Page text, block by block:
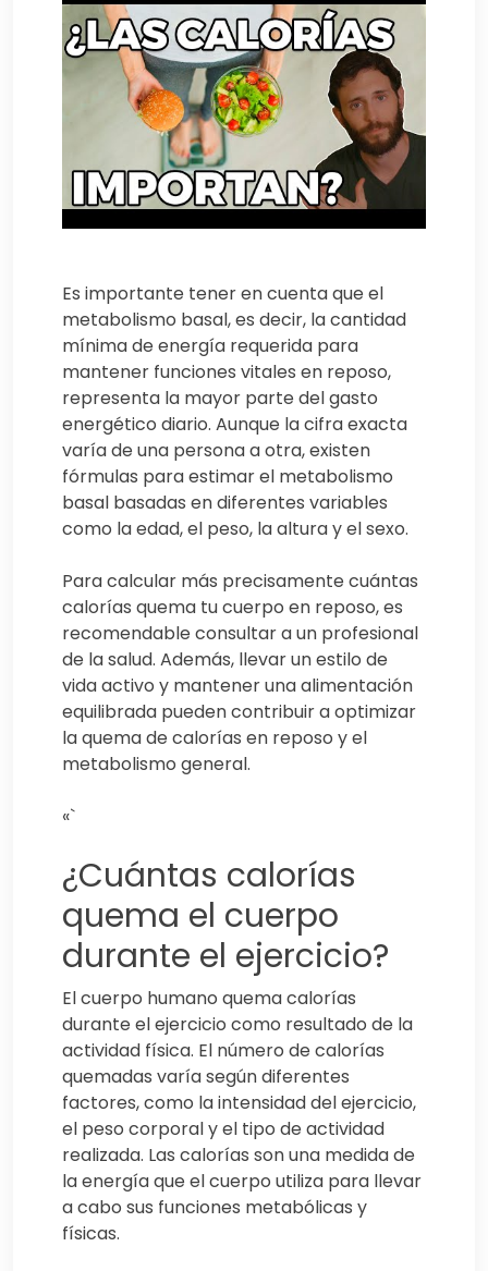
Es importante tener en cuenta que el
metabolismo basal, es decir, la cantidad
mínima de energía requerida para
mantener funciones vitales en reposo,
representa la mayor parte del gasto
energético diario. Aunque la cifra exacta
varía de una persona a otra, existen
fórmulas para estimar el metabolismo
basal basadas en diferentes variables
como la edad, el peso, la altura y el sexo.
Para calcular más precisamente cuántas
calorías quema tu cuerpo en reposo, es
recomendable consultar a un profesional
de la salud. Además, llevar un estilo de
vida activo y mantener una alimentación
equilibrada pueden contribuir a optimizar
la quema de calorías en reposo y el
metabolismo general.
«`
¿Cuántas calorías
quema el cuerpo
durante el ejercicio?
El cuerpo humano quema calorías
durante el ejercicio como resultado de la
actividad física. El número de calorías
quemadas varía según diferentes
factores, como la intensidad del ejercicio,
el peso corporal y el tipo de actividad
realizada. Las calorías son una medida de
la energía que el cuerpo utiliza para llevar
a cabo sus funciones metabólicas y
físicas.